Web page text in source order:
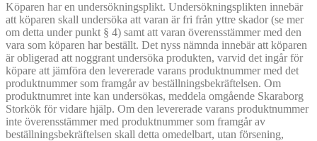
Köparen har en undersökningsplikt. Undersökningsplikten innebär
att köparen skall undersöka att varan är fri från yttre skador (se mer
om detta under punkt § 4) samt att varan överensstämmer med den
vara som köparen har beställt. Det nyss nämnda innebär att köparen
är obligerad att noggrant undersöka produkten, varvid det ingår för
köpare att jämföra den levererade varans produktnummer med det
produktnummer som framgår av beställningsbekräftelsen. Om
produktnumret inte kan undersökas, meddela omgående Skaraborg
Storkök för vidare hjälp. Om den levererade varans produktnummer
inte överensstämmer med produktnummer som framgår av
beställningsbekräftelsen skall detta omedelbart, utan försening,